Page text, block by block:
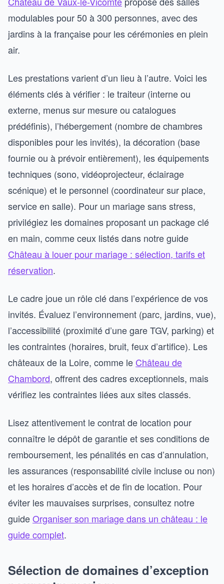
modulables pour 50 à 300 personnes, avec des
jardins à la française pour les cérémonies en plein
air.
Les prestations varient d’un lieu à l’autre. Voici les
éléments clés à vérifier : le traiteur (interne ou
externe, menus sur mesure ou catalogues
prédéfinis), l’hébergement (nombre de chambres
disponibles pour les invités), la décoration (base
fournie ou à prévoir entièrement), les équipements
techniques (sono, vidéoprojecteur, éclairage
scénique) et le personnel (coordinateur sur place,
service en salle). Pour un mariage sans stress,
privilégiez les domaines proposant un package clé
en main, comme ceux listés dans notre guide
Château à louer pour mariage : sélection, tarifs et
réservation.
Le cadre joue un rôle clé dans l’expérience de vos
invités. Évaluez l’environnement (parc, jardins, vue),
l’accessibilité (proximité d’une gare TGV, parking) et
les contraintes (horaires, bruit, feux d’artifice). Les
châteaux de la Loire, comme le Château de
Chambord, offrent des cadres exceptionnels, mais
vérifiez les contraintes liées aux sites classés.
Lisez attentivement le contrat de location pour
connaître le dépôt de garantie et ses conditions de
remboursement, les pénalités en cas d’annulation,
les assurances (responsabilité civile incluse ou non)
et les horaires d’accès et de fin de location. Pour
éviter les mauvaises surprises, consultez notre
guideOrganiser son mariage dans un château : le
guide complet.
Sélection de domaines d’exception